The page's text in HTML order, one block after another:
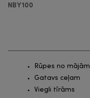
NBY100
Rūpes no mājām
Gatavs ceļam
Viegli tīrāms